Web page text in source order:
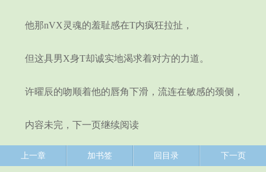
他那nVX灵魂的羞耻感在T内疯狂拉扯，
但这具男X身T却诚实地渴求着对方的力道。
许曜辰的吻顺着他的唇角下滑，流连在敏感的颈侧，
内容未完，下一页继续阅读
上一章 加书签 回目录 下一页